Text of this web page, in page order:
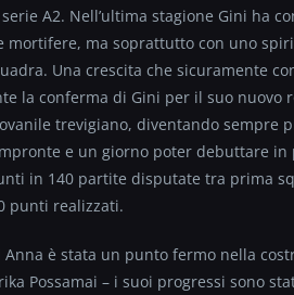
A2. Nell’ultima stagione Gini ha
mortifere, ma soprattutto con uno
Una crescita che sicuramente
la conferma di Gini per il suo nuovo
trevigiano, diventando sempre
e un giorno poter debuttare
in 140 partite disputate tra prima
punti realizzati.
Anna è stata un punto fermo nella
Possamai – i suoi progressi sono